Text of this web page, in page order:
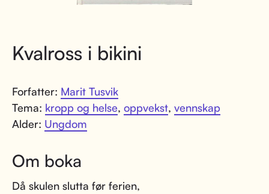
Kvalross i bikini
Forfatter: Marit Tusvik
Tema: kropp og helse, oppvekst, vennskap
Alder: Ungdom
Om boka
Då skulen slutta før ferien,